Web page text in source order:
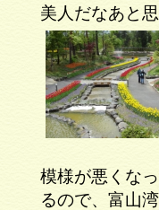
美人だなあと
模様が悪くな
るので、富山